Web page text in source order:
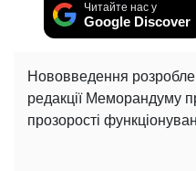
Читайте нас у
Google Discover
Нововведення
редакції Меморандуму
прозорості